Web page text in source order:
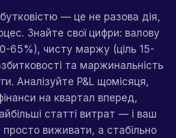
— це не разова дія,
Знайте свої цифри: валову
65%), чисту маржу (ціль 15-
та маржинальність
Аналізуйте P&L щомісяця,
на квартал вперед,
статті витрат — і ваш
просто виживати, а стабільно